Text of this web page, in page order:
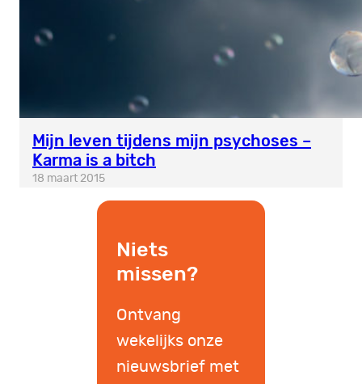
Mijn leven tijdens mijn psychoses –
Karma is a bitch
18 maart 2015
Niets
missen?
Ontvang
wekelijks onze
nieuwsbrief met